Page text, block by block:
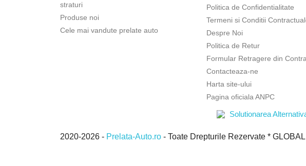
straturi
Produse noi
Cele mai vandute prelate auto
Politica de Confidentialitate
Termeni si Conditii
Despre Noi
Politica de Retur
Formular Retragere din
Contacteaza-ne
Harta site-ului
Pagina oficiala ANPC
2020-2026 - Prelata-Auto.ro - Toate Drepturile Rezervate *